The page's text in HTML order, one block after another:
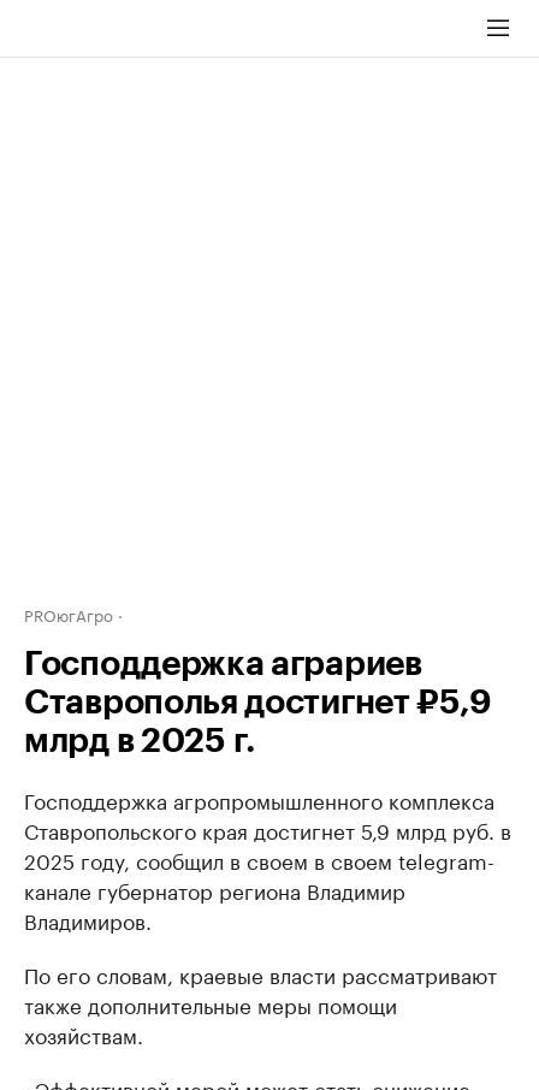
PROюгАгро
Господдержка аграриев
Ставрополья достигнет ₽5,9
млрд в 2025 г.
Господдержка агропромышленного комплекса
Ставропольского края достигнет 5,9 млрд руб. в
2025 году, сообщил в своем в своем telegram-
канале губернатор региона Владимир
Владимиров.
По его словам, краевые власти рассматривают
также дополнительные меры помощи
хозяйствам.